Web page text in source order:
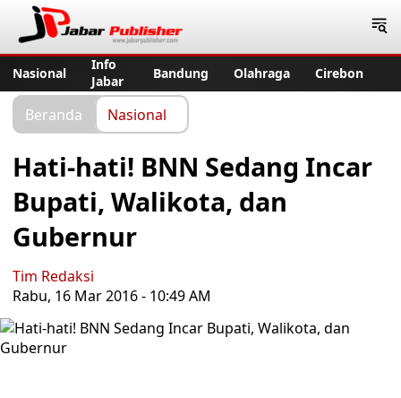
Nasional
Info
Jabar
Bandung Olahraga Cirebon
Beranda Nasional
Hati-hati! BNN Sedang Incar
Bupati, Walikota, dan
Gubernur
Tim Redaksi
Rabu, 16 Mar 2016 - 10:49 AM